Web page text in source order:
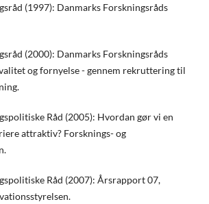
(1997): Danmarks Forskningsråds
(2000): Danmarks Forskningsråds
og fornyelse - gennem rekruttering til
Råd (2005): Hvordan gør vi en
attraktiv? Forsknings- og
Råd (2007): Årsrapport 07,